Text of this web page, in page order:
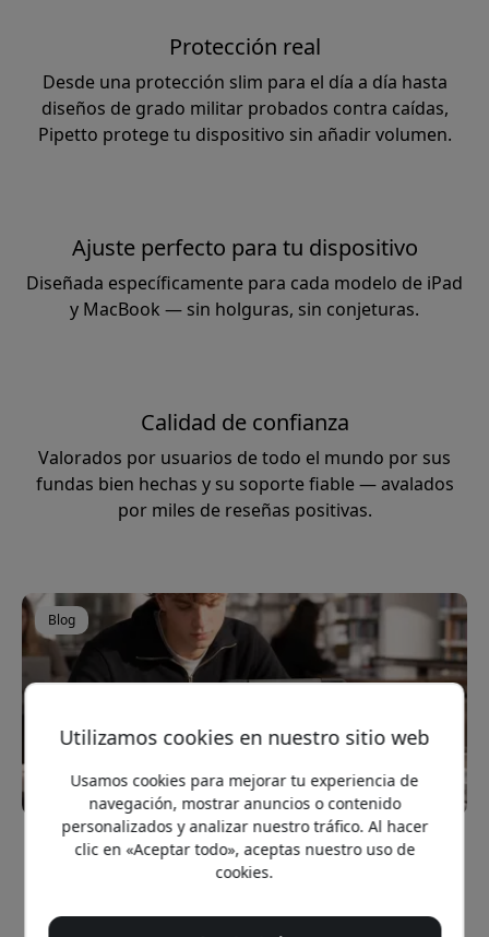
Protección real
Desde una protección slim para el día a día hasta
diseños de grado militar probados contra caídas,
Pipetto protege tu dispositivo sin añadir volumen.
Ajuste perfecto para tu dispositivo
Diseñada específicamente para cada modelo de iPad
y MacBook — sin holguras, sin conjeturas.
Calidad de confianza
Valorados por usuarios de todo el mundo por sus
fundas bien hechas y su soporte fiable — avalados
por miles de reseñas positivas.
Blog
[BLOG - May 29, 2026]
Fundas para iPad para estudiantes 2026:
escuela
Utilizamos cookies en nuestro sitio web
Usamos cookies para mejorar tu experiencia de
navegación, mostrar anuncios o contenido
personalizados y analizar nuestro tráfico. Al hacer
clic en «Aceptar todo», aceptas nuestro uso de
cookies.